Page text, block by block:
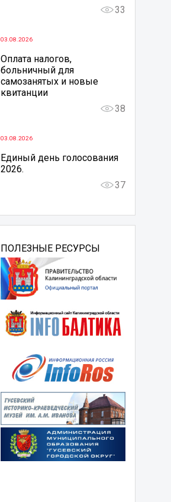
33
03.08.2026
Оплата налогов,
больничный для
самозанятых и новые
квитанции
38
03.08.2026
Единый день голосования
2026.
37
ПОЛЕЗНЫЕ РЕСУРСЫ